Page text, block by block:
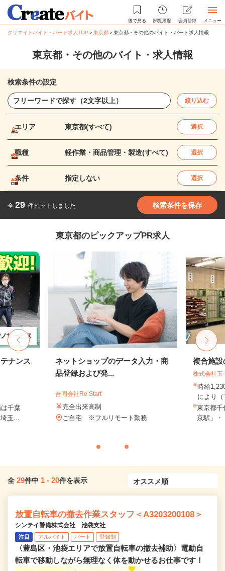
後で見る 閲覧履歴 会員登録 メニュー
クリエイトバイト・パート求人TOP ＞東京都＞東京都・その他のバイト・パート求人情報
東京都・その他のバイト・求人情報
検索条件の設定
絞り込む
エリア 東京都(すべて) 選択
職種 軽作業・商品管理・製造(すべて) 選択
条件 指定しない 選択
全 29 件ヒットしました 検索条件を保存
東京都のピックアップPR求人
ナンス
千葉
玉...
ネットショップのデータ入力・商
品登録および発...
合同会社Re Start
完全出来高制
ご自宅 ※フルリモート勤務
複合施設
株式会社五
時給
により
東京都千
京駅」・
全 29件中 1 - 20件を表示
放置自転車の撤去作業スタッフ＜A3203200108＞
シンテイ警備株式会社 池袋支社
注目 アルバイト パート 登録制
〈豊島区・池袋エリアで放置自転車の撤去補助〉電動自
転車で移動しながら無理なく体を動かせるお仕事です！